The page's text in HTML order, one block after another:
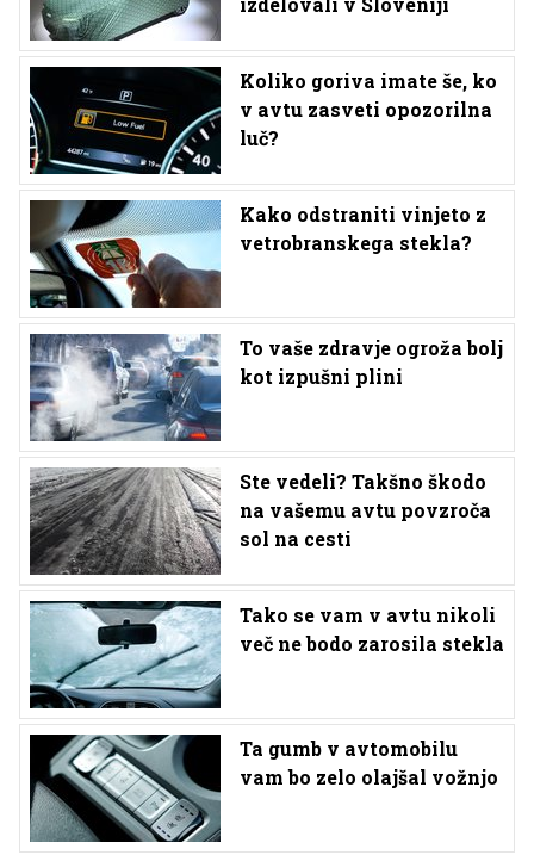
Koliko goriva imate še, ko
v avtu zasveti opozorilna
luč?
Kako odstraniti vinjeto z
vetrobranskega stekla?
To vaše zdravje ogroža bolj
kot izpušni plini
Ste vedeli? Takšno škodo
na vašemu avtu povzroča
sol na cesti
Tako se vam v avtu nikoli
več ne bodo zarosila stekla
Ta gumb v avtomobilu
vam bo zelo olajšal vožnjo